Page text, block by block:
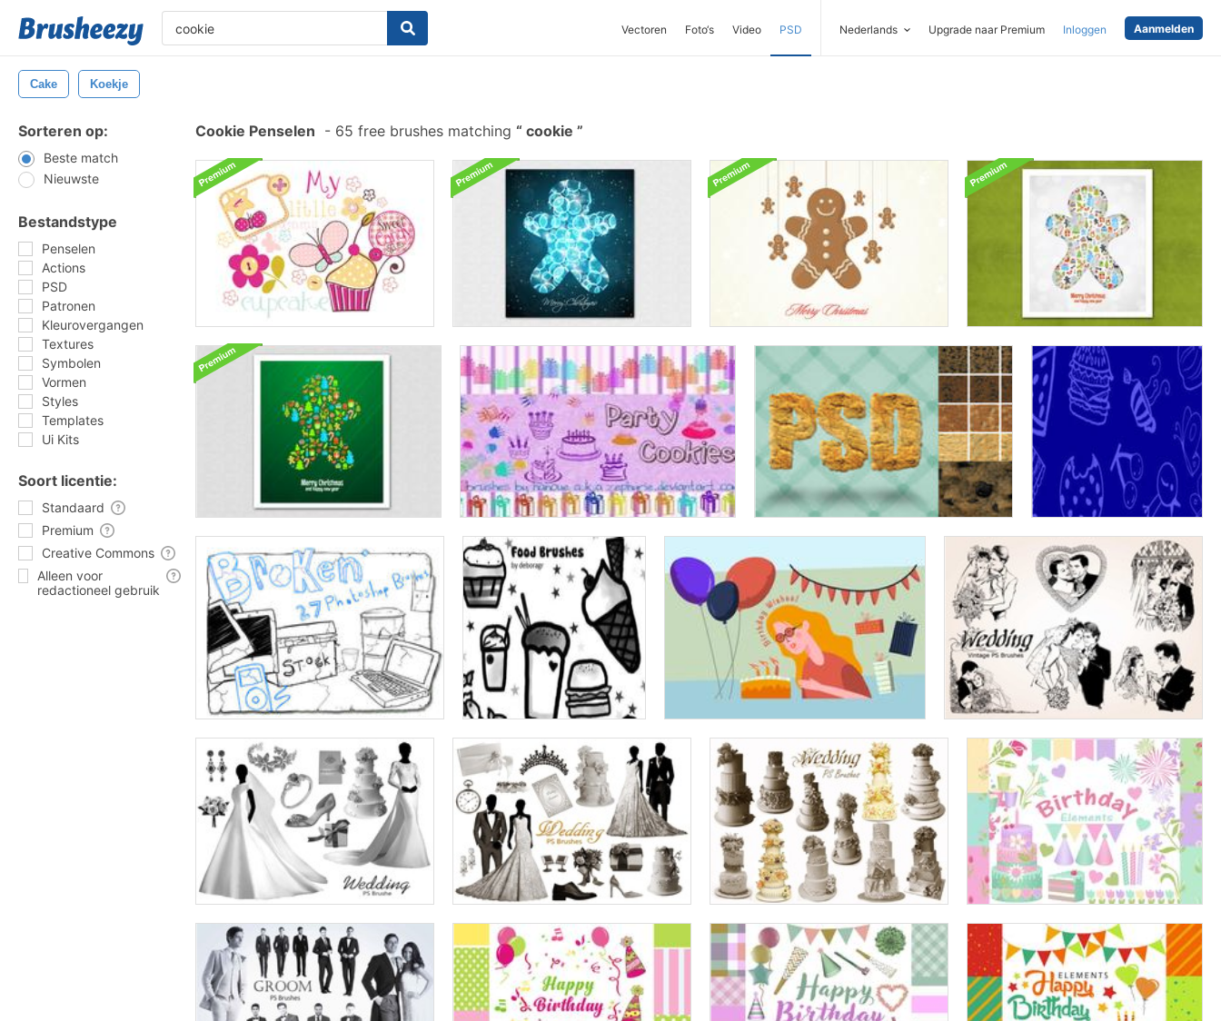
Vectoren Foto‘s Video PSD Nederlands Upgrade naar Premium Inloggen Aanmelden
Cake Koekje
Sorteren op:
Beste match
Nieuwste
Bestandstype
Penselen
Actions
PSD
Patronen
Kleurovergangen
Textures
Symbolen
Vormen
Styles
Templates
Ui Kits
Soort licentie:
Standaard
Premium
Creative Commons
Alleen voor
redactioneel gebruik
Cookie Penselen - 65 free brushes matching cookie